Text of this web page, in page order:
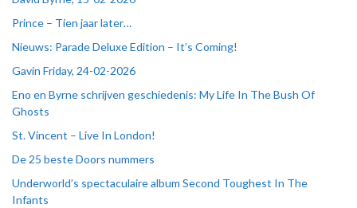
Prince – Tien jaar later…
Nieuws: Parade Deluxe Edition – It’s Coming!
Gavin Friday, 24-02-2026
Eno en Byrne schrijven geschiedenis: My Life In The Bush Of
Ghosts
St. Vincent – Live In London!
De 25 beste Doors nummers
Underworld’s spectaculaire album Second Toughest In The
Infants